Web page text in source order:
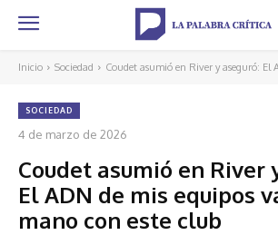
Inicio Sociedad Coudet asumió en River y aseguró: El
SOCIEDAD
4 de marzo de 2026
Coudet asumió en River
El ADN de mis equipos
mano con este club